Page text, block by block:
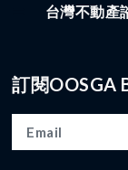
台灣不動產
訂閱OOSGA